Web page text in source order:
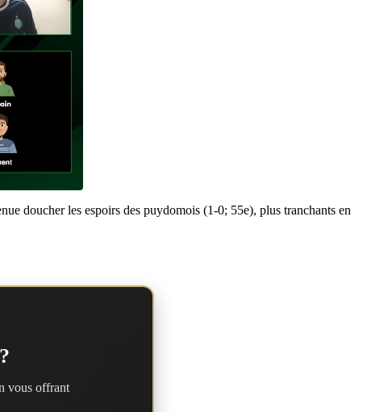
doucher les espoirs des puydomois (1-0; 55e), plus tranchants en
vous offrant